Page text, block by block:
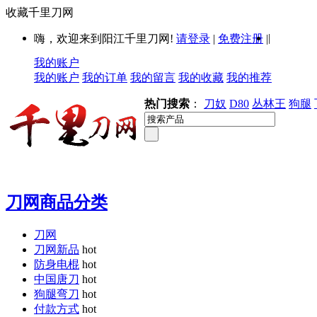
收藏千里刀网
嗨，欢迎来到阳江千里刀网! 请登录 | 免费注册 ||
我的账户
我的账户 我的订单 我的留言 我的收藏 我的推荐
热门搜索 ： 刀奴 D80 丛林王 狗腿
刀网商品分类
刀网
刀网新品 hot
防身电棍 hot
中国唐刀 hot
狗腿弯刀 hot
付款方式 hot